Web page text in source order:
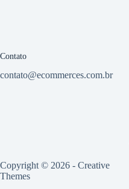
Contato
contato@ecommerces.com.br
Copyright © 2026 - Creative
Themes